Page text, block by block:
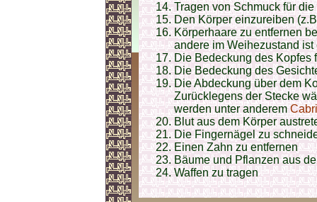
Tragen von Schmuck für die
Den Körper einzureiben
Körperhaare zu entfernen
andere im Weihezustand ist
Die Bedeckung des Kopfes
Die Bedeckung des
Die Abdeckung über dem
Zurücklegens der Stecke
werden unter anderem
Blut aus dem Körper
Die Fingernägel zu
Einen Zahn zu entfernen
Bäume und Pflanzen aus
Waffen zu tragen